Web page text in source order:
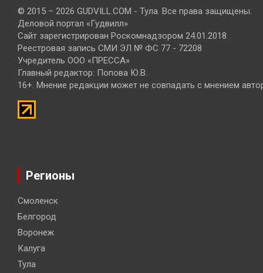
© 2015 – 2026 GUDVILL.COM - Тула. Все права защищены.
Деловой портал «Гудвилл»
Сайт зарегистрирован Роскомнадзором 24.01.2018
Реестровая запись СМИ ЭЛ № ФС 77 - 72208
Учредитель ООО «ПРЕССА»
Главный редактор: Попова Ю.В.
16+. Мнение редакции может не совпадать с мнением
Регионы
Смоленск
Белгород
Воронеж
Калуга
Тула